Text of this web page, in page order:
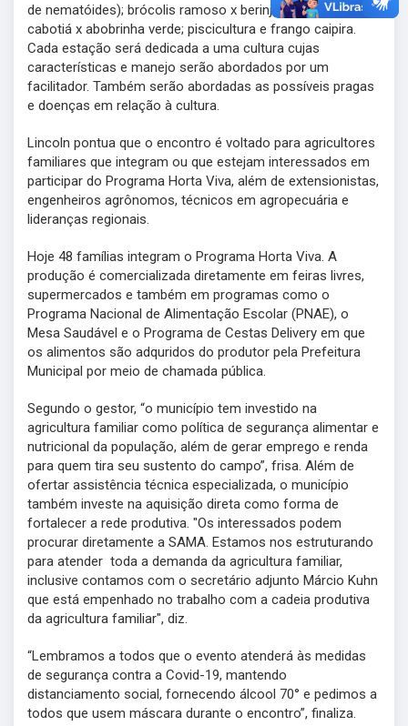
de nematóides); brócolis ramoso x berinjela; abóbora
cabotiá x abobrinha verde; piscicultura e frango caipira.
Cada estação será dedicada a uma cultura cujas
características e manejo serão abordados por um
facilitador. Também serão abordadas as possíveis pragas
e doenças em relação à cultura.
Lincoln pontua que o encontro é voltado para agricultores
familiares que integram ou que estejam interessados em
participar do Programa Horta Viva, além de extensionistas,
engenheiros agrônomos, técnicos em agropecuária e
lideranças regionais.
Hoje 48 famílias integram o Programa Horta Viva. A
produção é comercializada diretamente em feiras livres,
supermercados e também em programas como o
Programa Nacional de Alimentação Escolar (PNAE), o
Mesa Saudável e o Programa de Cestas Delivery em que
os alimentos são adquridos do produtor pela Prefeitura
Municipal por meio de chamada pública.
Segundo o gestor, “o município tem investido na
agricultura familiar como política de segurança alimentar e
nutricional da população, além de gerar emprego e renda
para quem tira seu sustento do campo”, frisa. Além de
ofertar assistência técnica especializada, o município
também investe na aquisição direta como forma de
fortalecer a rede produtiva. "Os interessados podem
procurar diretamente a SAMA. Estamos nos estruturando
para atender toda a demanda da agricultura familiar,
inclusive contamos com o secretário adjunto Márcio Kuhn
que está empenhado no trabalho com a cadeia produtiva
da agricultura familiar", diz.
“Lembramos a todos que o evento atenderá às medidas
de segurança contra a Covid-19, mantendo
distanciamento social, fornecendo álcool 70° e pedimos a
todos que usem máscara durante o encontro”, finaliza.